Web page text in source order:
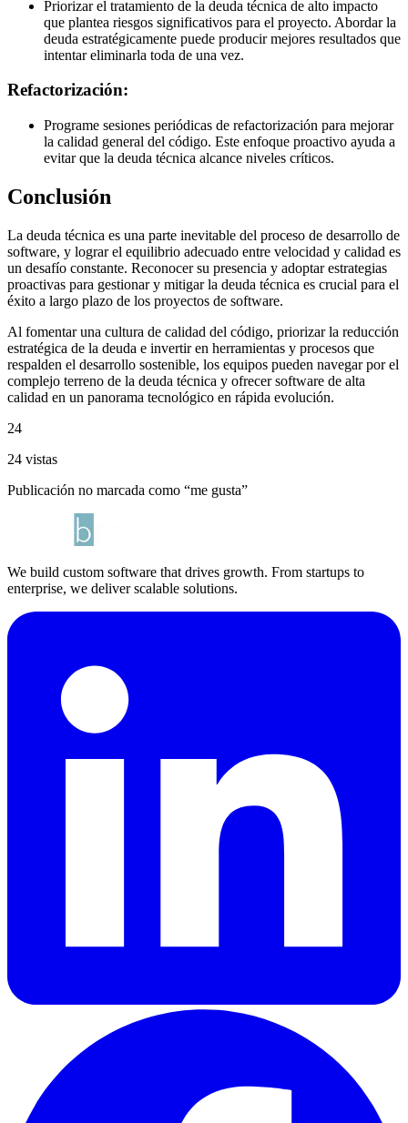
Priorizar el tratamiento de la deuda técnica de alto impacto
que plantea riesgos significativos para el proyecto. Abordar la
deuda estratégicamente puede producir mejores resultados que
intentar eliminarla toda de una vez.
Refactorización:
Programe sesiones periódicas de refactorización para mejorar
la calidad general del código. Este enfoque proactivo ayuda a
evitar que la deuda técnica alcance niveles críticos.
Conclusión
La deuda técnica es una parte inevitable del proceso de desarrollo de
software, y lograr el equilibrio adecuado entre velocidad y calidad es
un desafío constante. Reconocer su presencia y adoptar estrategias
proactivas para gestionar y mitigar la deuda técnica es crucial para el
éxito a largo plazo de los proyectos de software.
Al fomentar una cultura de calidad del código, priorizar la reducción
estratégica de la deuda e invertir en herramientas y procesos que
respalden el desarrollo sostenible, los equipos pueden navegar por el
complejo terreno de la deuda técnica y ofrecer software de alta
calidad en un panorama tecnológico en rápida evolución.
24
24 vistas
Publicación no marcada como “me gusta”
We build custom software that drives growth. From startups to
enterprise, we deliver scalable solutions.